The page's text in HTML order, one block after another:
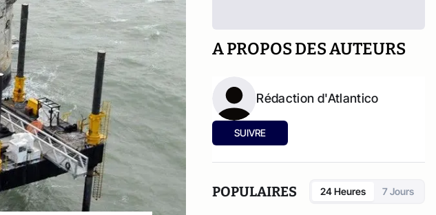
A PROPOS DES AUTEURS
Rédaction d'Atlantico
SUIVRE
POPULAIRES 24 Heures 7 Jours